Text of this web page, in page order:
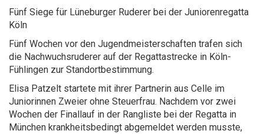
Fünf Siege für Lüneburger Ruderer bei der Juniorenregatta
Köln
Fünf Wochen vor den Jugendmeisterschaften trafen sich
die Nachwuchsruderer auf der Regattastrecke in Köln-
Fühlingen zur Standortbestimmung.
Elisa Patzelt startete mit ihrer Partnerin aus Celle im
Juniorinnen Zweier ohne Steuerfrau. Nachdem vor zwei
Wochen der Finallauf in der Rangliste bei der Regatta in
München krankheitsbedingt abgemeldet werden musste,